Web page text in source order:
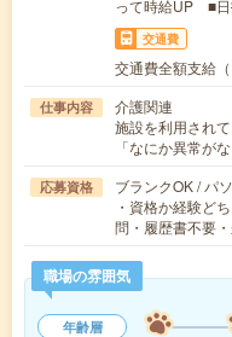
って時給UP ■日
交通費
交通費全額支給
仕事内容
介護関連
施設を利用され
「なにか異常が
応募資格
ブランクOK / パ
・資格か経験ど
問・履歴書不要
職場の雰囲気
年齢層